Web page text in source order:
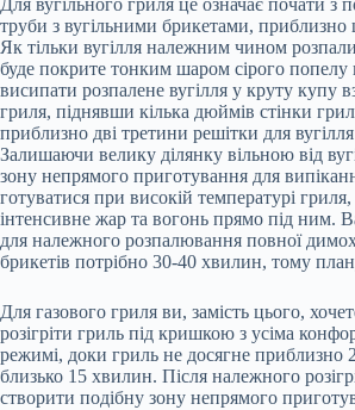
труби з вугільними брикетами, приблизно
Як тільки вугілля належним чином
буде покрите тонким шаром сірого попелу
висипати розпалене вугілля у круту купу
гриля, піднявши кілька дюймів стінки
приблизно дві третини решітки для
Залишаючи велику ділянку вільною від
зону непрямого приготування для
готуватися при високій температурі
інтенсивне жар та вогонь прямо під ним.
для належного розпалювання повної
брикетів потрібно 30-40 хвилин, тому
Для газового гриля ви, замість цього,
розігріти гриль під кришкою з усіма
режимі, доки гриль не досягне приблизно
близько 15 хвилин. Після належного
створити подібну зону непрямого